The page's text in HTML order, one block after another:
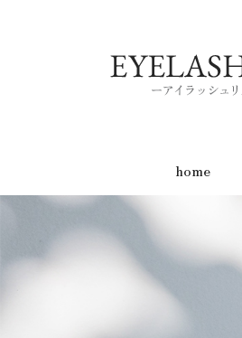
home